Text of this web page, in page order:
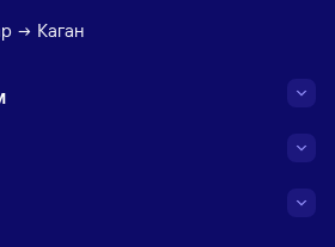
Каган